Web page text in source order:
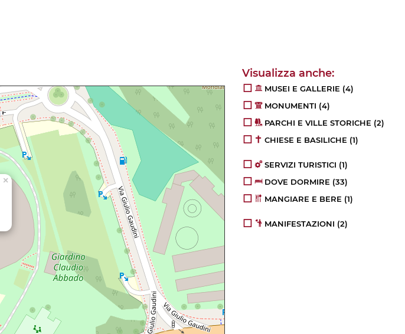
×
MUSEI E GALLERIE (4)
MONUMENTI (4)
PARCHI E VILLE STORICHE (2)
CHIESE E BASILICHE (1)
SERVIZI TURISTICI (1)
DOVE DORMIRE (33)
MANGIARE E BERE (1)
MANIFESTAZIONI (2)